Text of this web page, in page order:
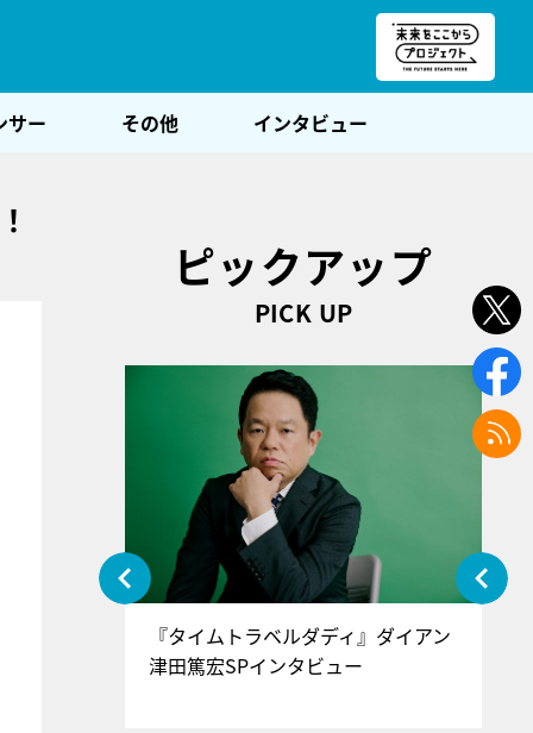
サー その他 インタビュー
ピックアップ
PICK UP
インタ
『タイムトラベルダディ』ダイアン
津田篤宏SPインタビュー